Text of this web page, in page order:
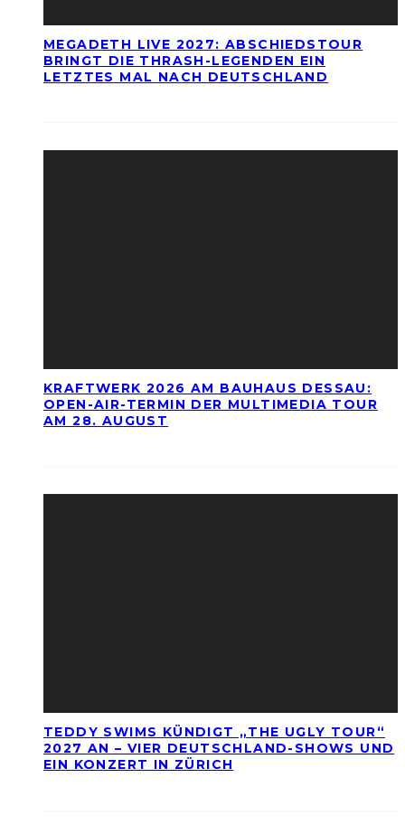
MEGADETH LIVE 2027: ABSCHIEDSTOUR
BRINGT DIE THRASH-LEGENDEN EIN
LETZTES MAL NACH DEUTSCHLAND
KRAFTWERK 2026 AM BAUHAUS DESSAU:
OPEN-AIR-TERMIN DER MULTIMEDIA TOUR
AM 28. AUGUST
TEDDY SWIMS KÜNDIGT „THE UGLY TOUR“
2027 AN – VIER DEUTSCHLAND-SHOWS UND
EIN KONZERT IN ZÜRICH